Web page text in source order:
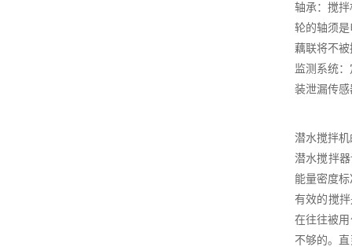
轴承：搅
轮的轴须
藕联将不
监测系统
装泄漏传
潜水搅拌
潜水搅拌
能量密度
有效的搅
在往往被
不够的。